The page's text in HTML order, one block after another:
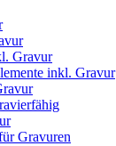
Gravur
inkl. Gravur
Gravuren